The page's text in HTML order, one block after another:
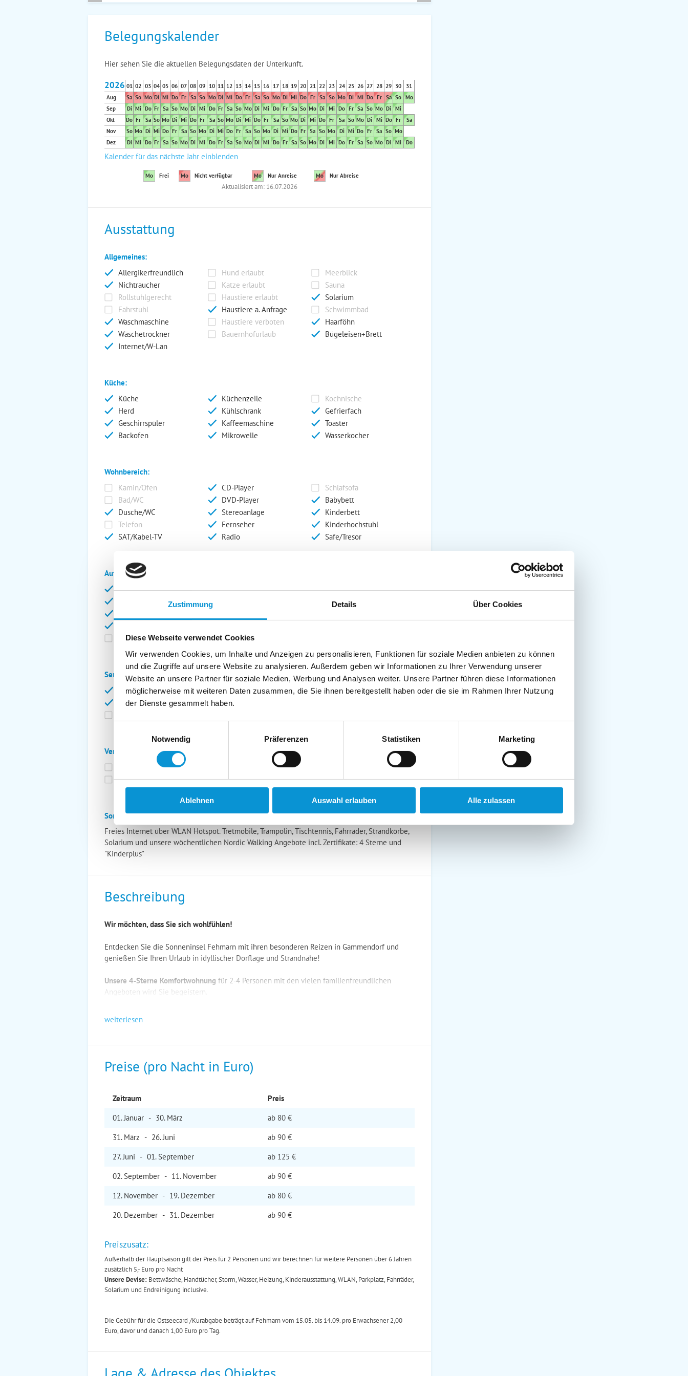
Zustimmung Details Über Cookies
Diese Webseite verwendet Cookies
Wir verwenden Cookies, um Inhalte und Anzeigen zu personalisieren, Funktionen für soziale Medien anbieten zu können
und die Zugriffe auf unsere Website zu analysieren. Außerdem geben wir Informationen zu Ihrer Verwendung unserer
Website an unsere Partner für soziale Medien, Werbung und Analysen weiter. Unsere Partner führen diese Informationen
möglicherweise mit weiteren Daten zusammen, die Sie ihnen bereitgestellt haben oder die sie im Rahmen Ihrer Nutzung
der Dienste gesammelt haben.
Notwendig
Präferenzen Statistiken Marketing
Ablehnen Auswahl erlauben Alle zulassen
Belegungskalender
Hier sehen Sie die aktuellen Belegungsdaten der Unterkunft.
2026 01 02 03 04 05 06 07 08 09 10 11 12 13 14 15 16 17 18 19 20 21 22 23 24 25 26 27 28 29 30
31
Aug
Sa So Mo Di Mi Do Fr Sa So Mo Di Mi Do Fr Sa So Mo Di Mi Do Fr Sa So Mo Di Mi Do Fr Sa So Mo
Sep
Di Mi Do Fr Sa So Mo Di Mi Do Fr Sa So Mo Di Mi Do Fr Sa So Mo Di Mi Do Fr Sa So Mo Di Mi
Okt
Do Fr Sa So Mo Di Mi Do Fr Sa So Mo Di Mi Do Fr Sa So Mo Di Mi Do Fr Sa So Mo Di Mi Do Fr
Sa
Nov
So Mo Di Mi Do Fr Sa So Mo Di Mi Do Fr Sa So Mo Di Mi Do Fr Sa So Mo Di Mi Do Fr Sa So Mo
Dez
Di Mi Do Fr Sa So Mo Di Mi Do Fr Sa So Mo Di Mi Do Fr Sa So Mo Di Mi Do Fr Sa So Mo Di Mi Do
Kalender für das nächste Jahr einblenden
Mo Frei Mo Nicht verfügbar Mo Nur Anreise Mo Nur Abreise
Aktualisiert am: 16.07.2026
Ausstattung
Allgemeines:
Allergikerfreundlich
Hund erlaubt
Meerblick
Nichtraucher
Katze erlaubt
Sauna
Rollstuhlgerecht
Haustiere erlaubt
Solarium
Fahrstuhl
Haustiere a. Anfrage
Schwimmbad
Waschmaschine
Haustiere verboten
Haarföhn
Wäschetrockner
Bauernhofurlaub
Bügeleisen+Brett
Internet/W-Lan
Küche:
Küche
Küchenzeile
Kochnische
Herd
Kühlschrank
Gefrierfach
Geschirrspüler
Kaffeemaschine
Toaster
Backofen
Mikrowelle Wasserkocher
Wohnbereich:
Kamin/Ofen
CD-Player
Schlafsofa
Bad/WC
DVD-Player
Babybett
Dusche/WC
Stereoanlage
Kinderbett
Telefon
Fernseher
Kinderhochstuhl
SAT/Kabel-TV
Radio Safe/Tresor
Außenanlage:
Garten/Liegewiese
Carport
Grill
Grillplatz
Balkon
Abstellraum
Service:
Bettwäsche inkl.
Geschirrtücher inkl.
Handtücher inkl.
Fahrräder
Strandkorb am Strand
Verpflegung:
Brötchenservice
Frühstück möglich
Halbpension möglich
Vollpension möglich
Sonstiges:
Freies Internet über WLAN Hotspot. Tretmobile, Trampolin, Tischtennis, Fahrräder, Strandkörbe,
Solarium und unsere wöchentlichen Nordic Walking Angebote incl. Zertifikate: 4 Sterne und
"Kinderplus"
Beschreibung
Wir möchten, dass Sie sich wohlfühlen!
Entdecken Sie die Sonneninsel Fehmarn mit ihren besonderen Reizen in Gammendorf und
genießen Sie Ihren Urlaub in idyllischer Dorflage und Strandnähe!
Unsere 4-Sterne Komfortwohnung für 2-4 Personen mit den vielen familienfreundlichen
Angeboten wird Sie begeistern.
weiterlesen
Preise (pro Nacht in Euro)
Zeitraum
Preis
01. Januar - 30. März ab 80 €
31. März - 26. Juni ab 90 €
27. Juni - 01. September ab 125 €
02. September - 11. November ab 90 €
12. November - 19. Dezember ab 80 €
20. Dezember - 31. Dezember ab 90 €
Preiszusatz:
Außerhalb der Hauptsaison gilt der Preis für 2 Personen und wir berechnen für weitere Personen über 6 Jahren
zusätzlich 5,- Euro pro Nacht
Unsere Devise: Bettwäsche, Handtücher, Storm, Wasser, Heizung, Kinderausstattung, WLAN, Parkplatz, Fahrräder,
Solarium und Endreinigung inclusive.
Die Gebühr für die Ostseecard /Kurabgabe beträgt auf Fehmarn vom 15.05. bis 14.09. pro Erwachsener 2,00
Euro, davor und danach 1,00 Euro pro Tag.